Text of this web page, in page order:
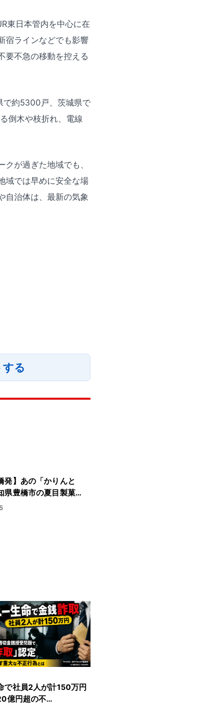
東日本管内を中心に在
宿ラインなどでも影響
要不急の移動を控える
で約5300戸、茨城県で
倒木や枝折れ、電線
が過ぎた地域でも、
域では早めに安全な場
自治体は、最新の気象
る
発】あの「かりんと
県豊橋市の夏目製菓…
で社員2人が計150万円
億円超の不…